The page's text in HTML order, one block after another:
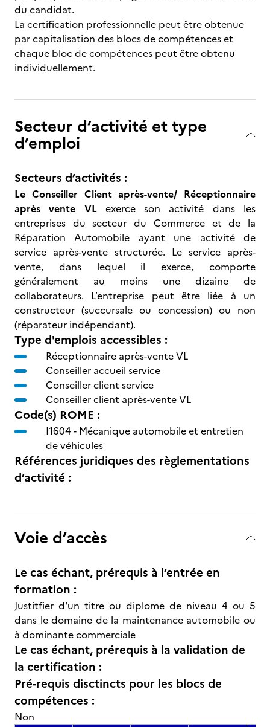
du candidat.
La certification professionnelle peut être obtenue
par capitalisation des blocs de compétences et
chaque bloc de compétences peut être obtenu
individuellement.
Secteur d’activité et type
d’emploi
Secteurs d’activités :
Le Conseiller Client après-vente/ Réceptionnaire
après vente VLexerce son activité dans les
entreprises du secteur du Commerce et de la
Réparation Automobile ayant une activité de
service après-vente structurée. Le service après-
vente, dans lequel il exerce, comporte
généralement au moins une dizaine de
collaborateurs. L’entreprise peut être liée à un
constructeur (succursale ou concession) ou non
(réparateur indépendant).
Type d'emplois accessibles :
Réceptionnaire après-vente VL
Conseiller accueil service
Conseiller client service
Conseiller client après-vente VL
Code(s) ROME :
I1604 - Mécanique automobile et entretien
de véhicules
Références juridiques des règlementations
d’activité :
Voie d’accès
Le cas échant, prérequis à l’entrée en
formation :
Justitfier d'un titre ou diplome de niveau 4 ou 5
dans le domaine de la maintenance automobile ou
à dominante commerciale
Le cas échant, prérequis à la validation de
la certification :
Pré-requis disctincts pour les blocs de
compétences :
Non